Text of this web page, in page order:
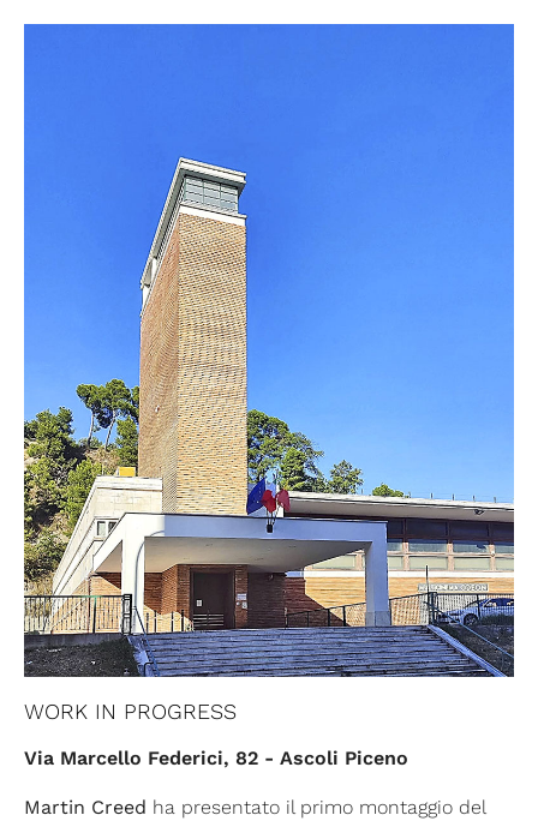
WORK IN PROGRESS
Via Marcello Federici, 82 - Ascoli Piceno
Martin Creed ha presentato il primo montaggio del